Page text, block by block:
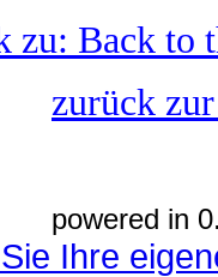
zu: Back to
zurück
powered in
Ihre